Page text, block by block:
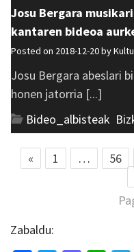
Josu Bergara
kantaren bideoa
Posted on 2018-12-20 by
Josu Bergara abeslari
honen jatorria [...]
Bideo_albisteak
« 1 … 56
Zabaldu: